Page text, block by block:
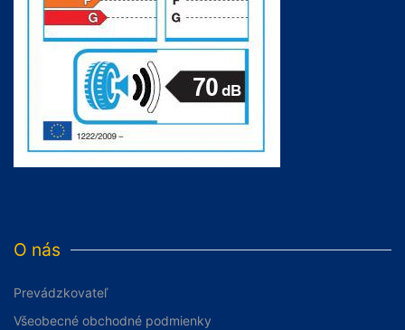
O nás
Prevádzkovateľ
Všeobecné obchodné podmienky